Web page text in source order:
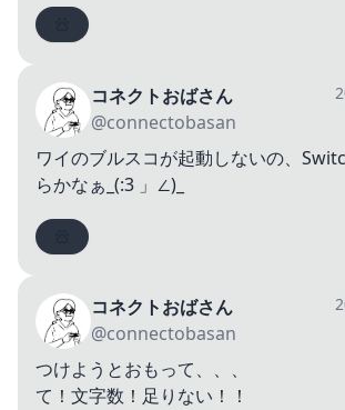
コネクトおばさん
@connectobasan
ワイのブルスコが起動しないの、
らかなぁ_(:3 」∠)_
コネクトおばさん
@connectobasan
つけようとおもって、、、
て！文字数！足りない！！